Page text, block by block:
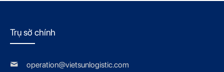
Trụ sở chính
operation@vietsunlogistic.com